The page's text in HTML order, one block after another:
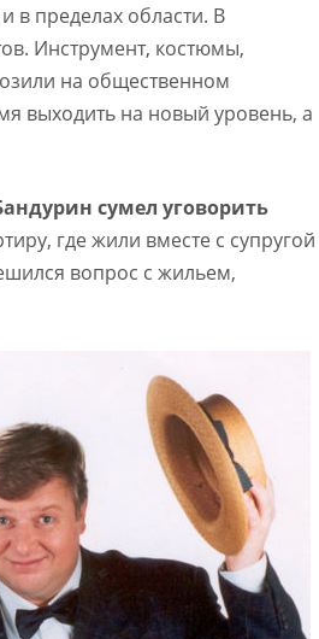
в пределах области. В
Инструмент, костюмы,
на общественном
выходить на новый уровень, а
сумел уговорить
где жили вместе с супругой
вопрос с жильем,